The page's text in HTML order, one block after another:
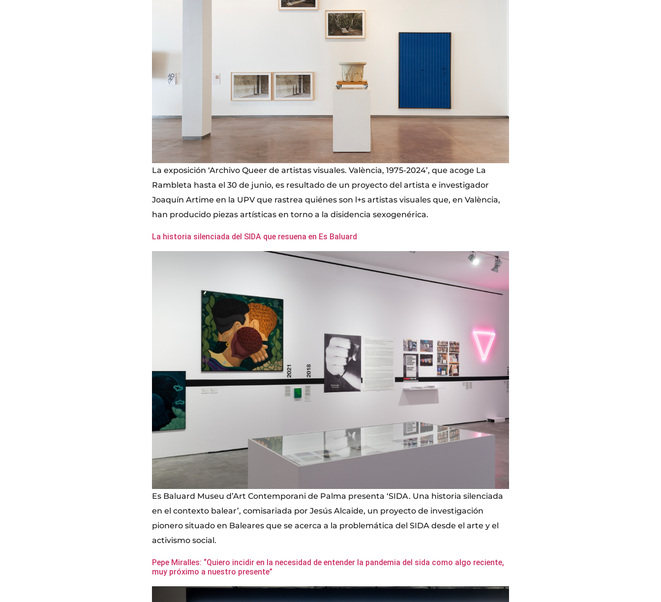
La exposición ‘Archivo Queer de artistas visuales. València, 1975-2024’, que acoge La
Rambleta hasta el 30 de junio, es resultado de un proyecto del artista e investigador
Joaquín Artime en la UPV que rastrea quiénes son l+s artistas visuales que, en València,
han producido piezas artísticas en torno a la disidencia sexogenérica.
La historia silenciada del SIDA que resuena en Es Baluard
Es Baluard Museu d’Art Contemporani de Palma presenta ‘SIDA. Una historia silenciada
en el contexto balear’, comisariada por Jesús Alcaide, un proyecto de investigación
pionero situado en Baleares que se acerca a la problemática del SIDA desde el arte y el
activismo social.
Pepe Miralles: “Quiero incidir en la necesidad de entender la pandemia del sida como algo reciente,
muy próximo a nuestro presente”